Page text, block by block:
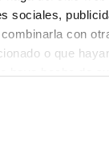
sociales,
con
o que
Con algunos de
la posibilidad de
Estados Unidos y